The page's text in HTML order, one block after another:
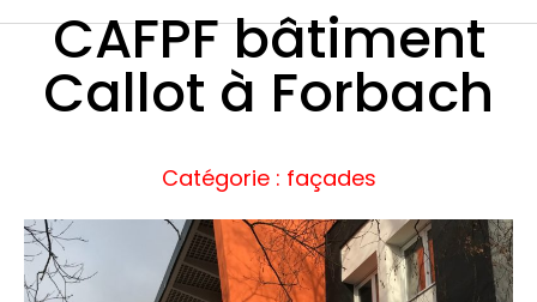
CAFPF bâtiment
Callot à Forbach
Catégorie : façades